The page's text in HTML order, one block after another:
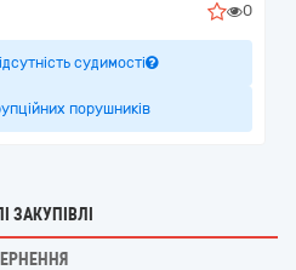
0
судимості
порушників
ЗАКУПІВЛІ